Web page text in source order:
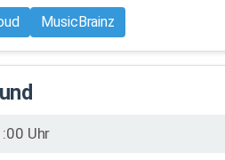
MusicBrainz
Uhr